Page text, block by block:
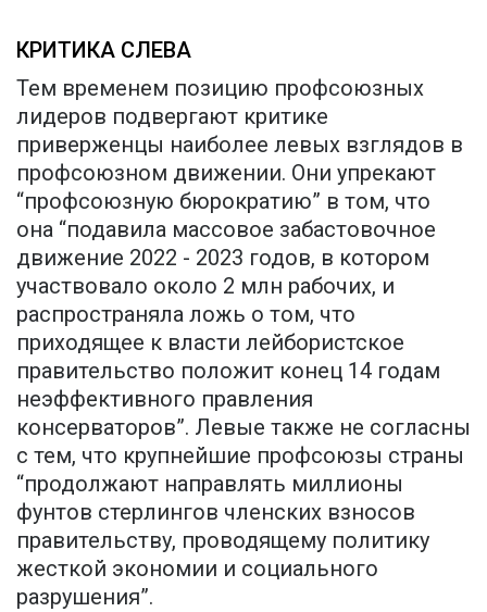
КРИТИКА СЛЕВА
Тем временем позицию профсоюзных
лидеров подвергают критике
приверженцы наиболее левых взглядов в
профсоюзном движении. Они упрекают
“профсоюзную бюрократию” в том, что
она “подавила массовое забастовочное
движение 2022 - 2023 годов, в котором
участвовало около 2 млн рабочих, и
распространяла ложь о том, что
приходящее к власти лейбористское
правительство положит конец 14 годам
неэффективного правления
консерваторов”. Левые также не согласны
с тем, что крупнейшие профсоюзы страны
“продолжают направлять миллионы
фунтов стерлингов членских взносов
правительству, проводящему политику
жесткой экономии и социального
разрушения”.